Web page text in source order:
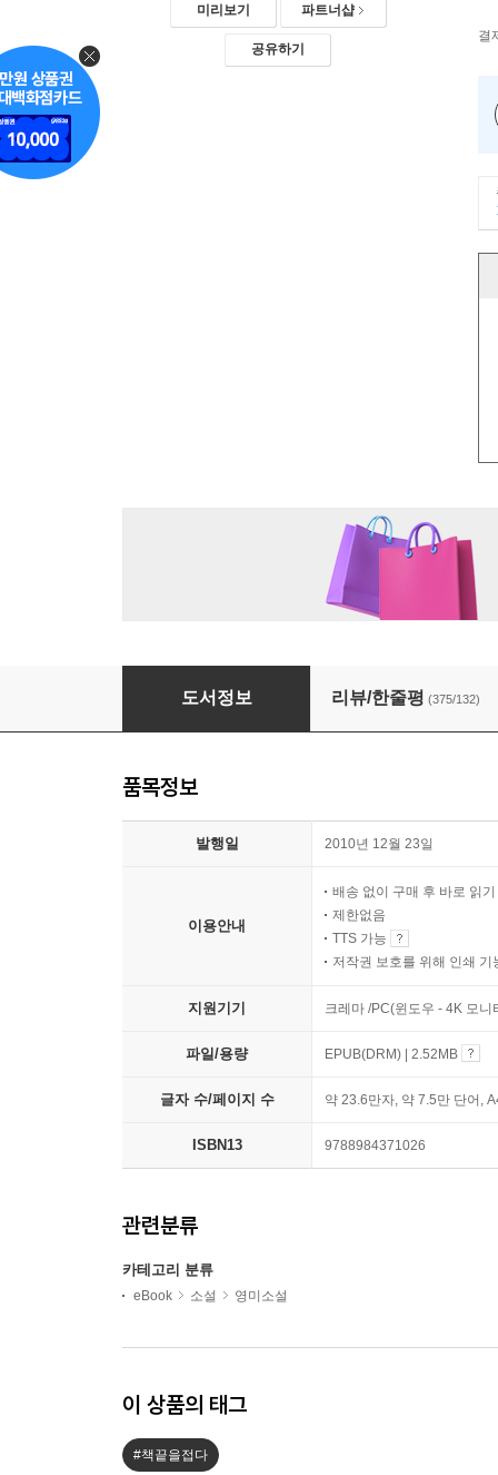
미리보기 파트너샵
공유하기
결
도서정보 리뷰/한줄평 (375/132)
품목정보
발행일 2010년 12월 23일
이용안내
배송 없이 구매 후 바로 읽기
제한없음
TTS 가능
저작권 보호를 위해 인쇄 기
지원기기 크레마 /PC(윈도우 - 4K 모
파일/용량 EPUB(DRM) | 2.52MB
글자 수/페이지 수 약 23.6만자, 약 7.5만 단어,
ISBN13 9788984371026
관련분류
카테고리 분류
eBook 소설 영미소설
이 상품의 태그
#책끝을접다